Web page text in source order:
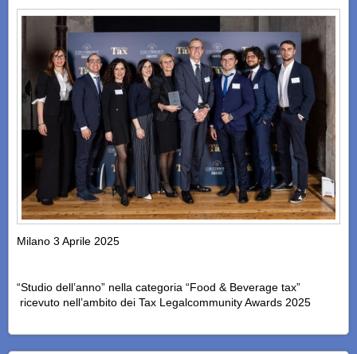
Milano 3 Aprile 2025
“Studio dell’anno” nella categoria “Food & Beverage tax”
ricevuto nell’ambito dei Tax Legalcommunity Awards 2025